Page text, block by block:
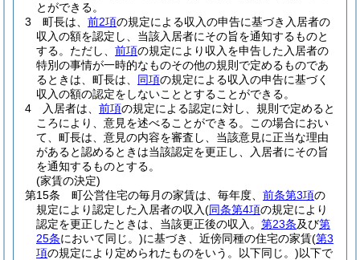
とができる。
3
町長は、 前2項の規定による収入の申告に基づき入居者の
収入の額を認定し、当該入居者にその旨を通知するものと
する。 ただし、 前項の規定により収入を申告した入居者の
特別の事情が一時的なものその他の規則で定めるものであ
るときは、町長は、 同項の規定による収入の申告に基づく
収入の額の認定をしないこととすることができる。
4
入居者は、 前項の規定による認定に対し、規則で定めると
ころにより、意見を述べることができる。
この場合におい
て、町長は、意見の内容を審査し、当該意見に正当な理由
があると認めるときは当該認定を更正し、入居者にその旨
を通知するものとする。
(家賃の決定)
第15条
町公営住宅の毎月の家賃は、毎年度、 前条第3項の
規定により認定した入居者の収入(同条第4項の規定により
認定を更正したときは、当該更正後の収入。 第23条及び第
25条において同じ。)に基づき、近傍同種の住宅の家賃(第3
項の規定により定められたものをいう。以下同じ。)以下で